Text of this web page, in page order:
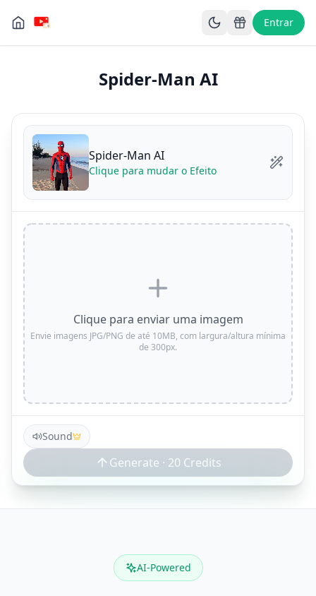
Entrar
Spider-Man AI
Spider-Man AI
Clique para mudar o Efeito
Clique para enviar uma imagem
Envie imagens JPG/PNG de até 10MB, com largura/altura mínima
de 300px.
Sound
Generate · 20 Credits
AI-Powered